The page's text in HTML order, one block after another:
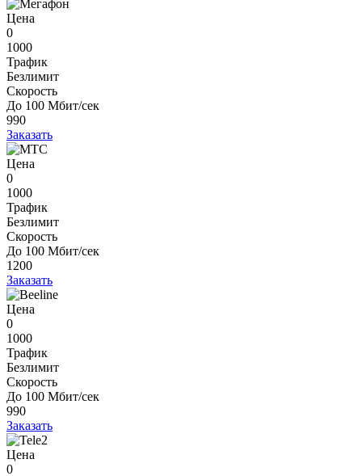
Цена
0
1000
Трафик
Безлимит
Скорость
До 100 Мбит/сек
990
Заказать
Цена
0
1000
Трафик
Безлимит
Скорость
До 100 Мбит/сек
1200
Заказать
Цена
0
1000
Трафик
Безлимит
Скорость
До 100 Мбит/сек
990
Заказать
Цена
0